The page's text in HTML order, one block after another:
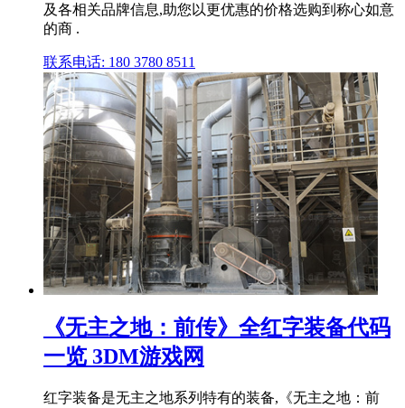
及各相关品牌信息,助您以更优惠的价格选购到称心如意
的商 .
联系电话: 180 3780 8511
《无主之地：前传》全红字装备代码
一览 3DM游戏网
红字装备是无主之地系列特有的装备,《无主之地：前